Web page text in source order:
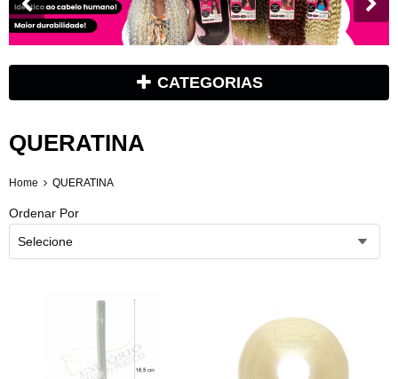
CATEGORIAS
QUERATINA
Home QUERATINA
Ordenar Por
Selecione